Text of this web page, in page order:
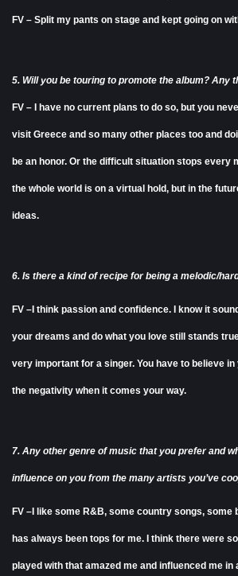
FV – Split my pants on stage and kept going on
5. Will you be touring to promote the album? Any
FV – I have no current plans to do so, but you
visit Greece and so many other places too and
be an honor. Or the difficult situation stops every
the whole world is on a virtual hold, but in the
ideas.
6. Is there a kind of recipe for being a melodic/
FV –I think passion and confidence. I know it
your dreams and do what you love still stands
very important for a singer. You have to believe
the negativity when it comes your way.
7. Any other genre of music that you prefer and
influence on you from the many artists you’ve
FV –I like some R&B, some country songs, some
has always been tops for me. I think there were
played with that amazed me and influenced me